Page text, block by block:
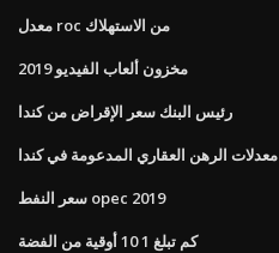
معدل roc من الاستهلاك
مخزون ألعاب الفيديو 2019
رئيس البنك سعر الإقراض من كندا
معدلات الرهن العقاري المدعومة في كندا
سعر النفط opec 2019
كم تبلغ 1 10 أوقية من الفضة